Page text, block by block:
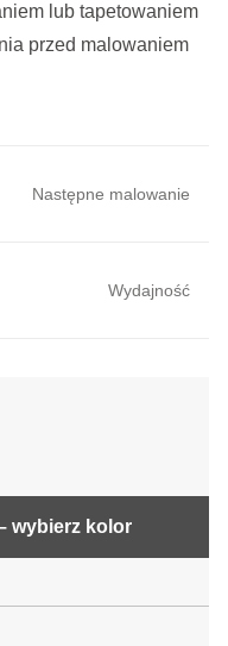
lub tapetowaniem
przed malowaniem
Następne malowanie
Wydajność
wybierz kolor